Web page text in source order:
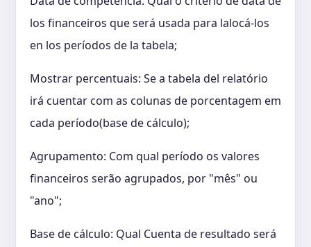
los financeiros que será usada para lalocá-los
en los períodos de la tabela;
Mostrar percentuais: Se a tabela del relatório
irá cuentar com as colunas de porcentagem em
cada período(base de cálculo);
Agrupamento: Com qual período os valores
financeiros serão agrupados, por "mês" ou
"ano";
Base de cálculo: Qual Cuenta de resultado será